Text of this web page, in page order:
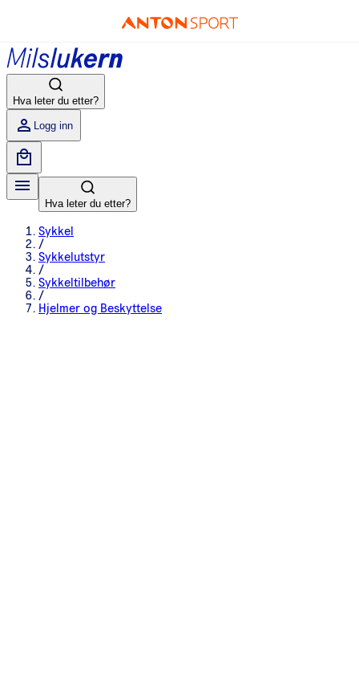
Hva leter du etter?
Logg inn
Hva leter du etter?
Sykkel
/
Sykkelutstyr
/
Sykkeltilbehør
/
Hjelmer og Beskyttelse